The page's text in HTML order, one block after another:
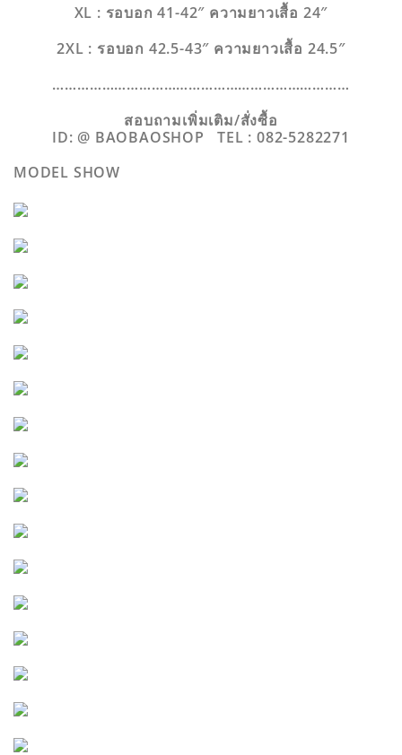
XL : รอบอก 41-42″ ความยาวเสื้อ 24″
2XL : รอบอก 42.5-43″ ความยาวเสื้อ 24.5″
………………………………………………………………
สอบถามเพิ่มเติม/สั่งซื้อ
ID: @ BAOBAOSHOPTEL : 082-5282271
MODEL SHOW